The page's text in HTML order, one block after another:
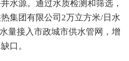
水源。通过水质检测和筛选，
集团有限公司2万立方米/日水
量接入市政城市供水管网，增
口。